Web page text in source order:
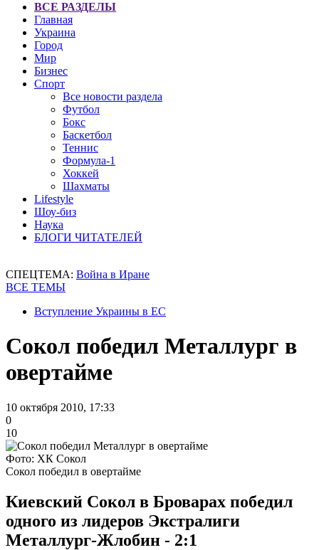
ВСЕ РАЗДЕЛЫ
Главная
Украина
Город
Мир
Бизнес
Спорт
Все новости раздела
Футбол
Бокс
Баскетбол
Теннис
Формула-1
Хоккей
Шахматы
Lifestyle
Шоу-биз
Наука
БЛОГИ ЧИТАТЕЛЕЙ
СПЕЦТЕМА: Война в Иране
ВСЕ ТЕМЫ
Вступление Украины в ЕС
Сокол победил Металлург в
овертайме
10 октября 2010, 17:33
0
10
Фото: ХК Сокол
Сокол победил в овертайме
Киевский Сокол в Броварах победил
одного из лидеров Экстралиги
Металлург-Жлобин - 2:1